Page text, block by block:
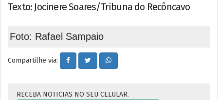
Texto: Jocinere Soares/Tribuna do Recôncavo
Foto: Rafael Sampaio
Compartilhe via:
RECEBA NOTICIAS NO SEU CELULAR.